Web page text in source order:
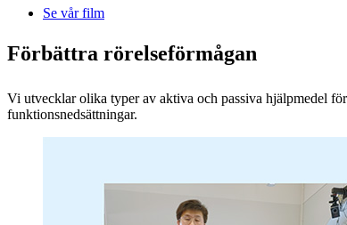
Se vår film
Förbättra rörelseförmågan
Vi utvecklar olika typer av aktiva och passiva hjälpmedel
funktionsnedsättningar.